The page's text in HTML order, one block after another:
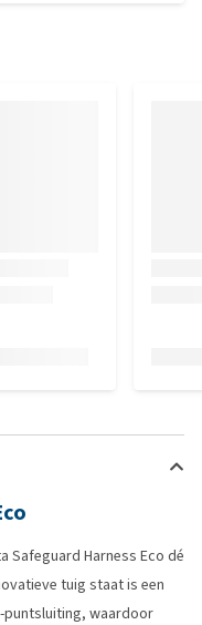
op de website van
Safeguard Harness Eco dé
tuig staat is een
puntsluiting, waardoor